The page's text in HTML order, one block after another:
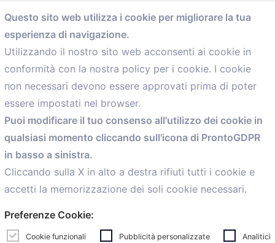
comunicazione@confartigianato.bo.it
Menù
Home
Servizi
Convenzioni
Voce delle Nostre aziende
Informazioni Ex L. 124/2017
News
personalCaf
Questo sito web utilizza i cookie per migliorare la tua
esperienza di navigazione.
Utilizzando il nostro sito web acconsenti ai cookie in
conformità con la nostra policy per i cookie. I cookie
non necessari devono essere approvati prima di poter
essere impostati nel browser.
Puoi modificare il tuo consenso all'utilizzo dei cookie in
qualsiasi momento cliccando sull'icona di ProntoGDPR
in basso a sinistra.
Cliccando sulla X in alto a destra rifiuti tutti i cookie e
accetti la memorizzazione dei soli cookie necessari.
Preferenze Cookie:
Cookie funzionali Pubblicità personalizzate Analitici